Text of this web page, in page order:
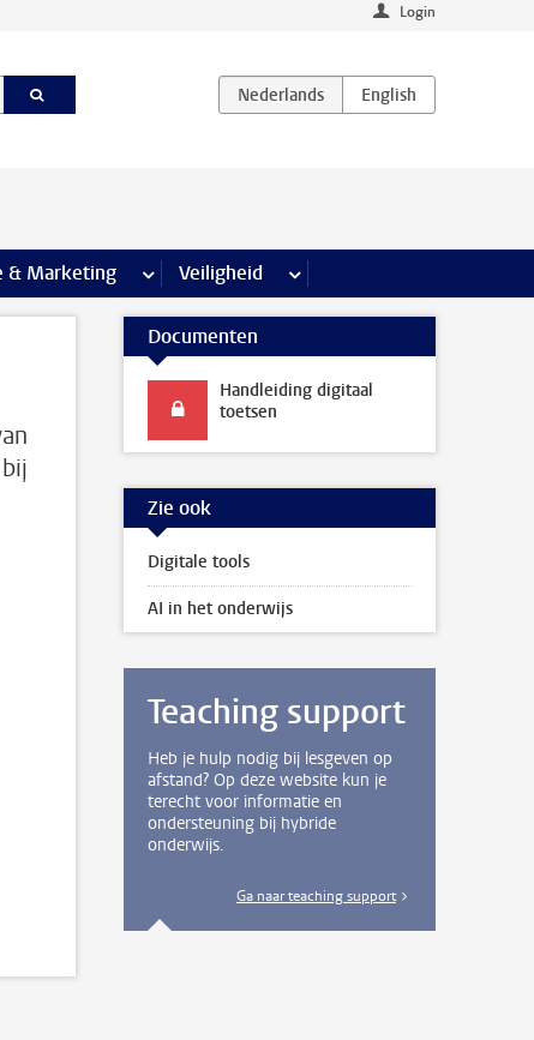
Login
& Marketing meer Communicatie & Marketing pagina’s
Veiligheid meer Veiligheid pagina’s
Documenten
Handleiding digitaal
toetsen
Zie ook
Digitale tools
AI in het onderwijs
Teaching support
Heb je hulp nodig bij lesgeven op
afstand? Op deze website kun je
terecht voor informatie en
ondersteuning bij hybride
onderwijs.
Ga naar teaching support